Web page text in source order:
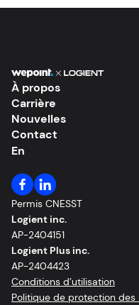
À propos
Carrière
Nouvelles
Contact
En
Permis CNESST
Logient inc.
AP-2404151
Logient Plus inc.
AP-2404423
Conditions d’utilisation
Politique de protection